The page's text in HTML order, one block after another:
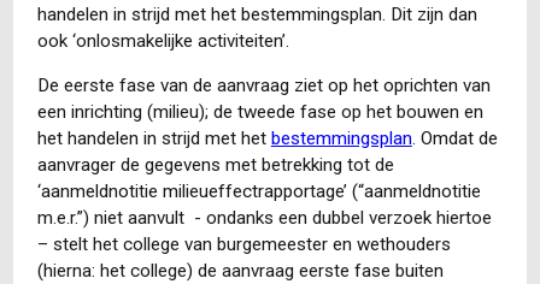
handelen in strijd met het bestemmingsplan. Dit zijn dan
ook ‘onlosmakelijke activiteiten’.
De eerste fase van de aanvraag ziet op het oprichten van
een inrichting (milieu); de tweede fase op het bouwen en
het handelen in strijd met het bestemmingsplan. Omdat de
aanvrager de gegevens met betrekking tot de
‘aanmeldnotitie milieueffectrapportage’ (“aanmeldnotitie
m.e.r.”) niet aanvult - ondanks een dubbel verzoek hiertoe
– stelt het college van burgemeester en wethouders
(hierna: het college) de aanvraag eerste fase buiten